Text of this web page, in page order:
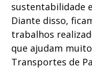
sustentabilidade
Diante disso,
trabalhos
que ajudam
Transportes de